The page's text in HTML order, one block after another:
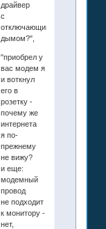
драйвер
с
отключающимся
дымом?",
"приобрел у
вас модем я
и воткнул
его в
розетку -
почему же
интернета
я по-
прежнему
не вижу?
и еще:
модемный
провод
не подходит
к монитору -
нет,